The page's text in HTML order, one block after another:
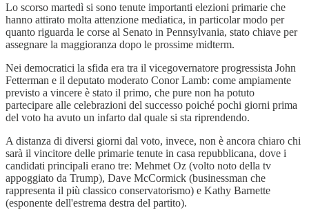
Lo scorso martedì si sono tenute importanti elezioni primarie che
hanno attirato molta attenzione mediatica, in particolar modo per
quanto riguarda le corse al Senato in Pennsylvania, stato chiave per
assegnare la maggioranza dopo le prossime midterm.
Nei democratici la sfida era tra il vicegovernatore progressista John
Fetterman e il deputato moderato Conor Lamb: come ampiamente
previsto a vincere è stato il primo, che pure non ha potuto
partecipare alle celebrazioni del successo poiché pochi giorni prima
del voto ha avuto un infarto dal quale si sta riprendendo.
A distanza di diversi giorni dal voto, invece, non è ancora chiaro chi
sarà il vincitore delle primarie tenute in casa repubblicana, dove i
candidati principali erano tre: Mehmet Oz (volto noto della tv
appoggiato da Trump), Dave McCormick (businessman che
rappresenta il più classico conservatorismo) e Kathy Barnette
(esponente dell'estrema destra del partito).